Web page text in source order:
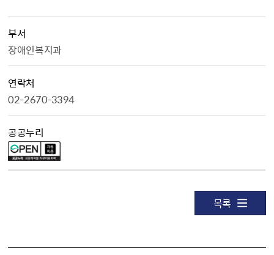
부서
장애인복지과
연락처
02-2670-3394
공공누리
목록